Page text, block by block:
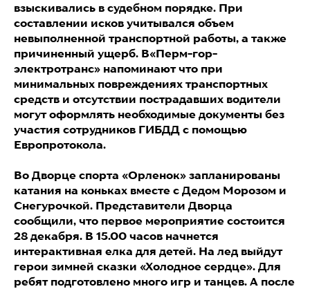
взыскивались в судебном порядке. При
составлении исков учитывался объем
невыполненной транспортной работы, а также
причиненный ущерб. В«Перм-гор-
электротранс» напоминают что при
минимальных повреждениях транспортных
средств и отсутствии пострадавших водители
могут оформлять необходимые документы без
участия сотрудников ГИБДД с помощью
Европротокола.
Во Дворце спорта «Орленок» запланированы
катания на коньках вместе с Дедом Морозом и
Снегурочкой. Представители Дворца
сообщили, что первое мероприятие состоится
28 декабря. В 15.00 часов начнется
интерактивная елка для детей. На лед выйдут
герои зимней сказки «Холодное сердце». Для
ребят подготовлено много игр и танцев. А после